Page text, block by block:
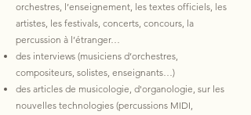
orchestres, l’enseignement, les textes officiels, les
artistes, les festivals, concerts, concours, la
percussion à l’étranger…
des interviews (musiciens d’orchestres,
compositeurs, solistes, enseignants…)
des articles de musicologie, d'organologie, sur les
nouvelles technologies (percussions MIDI,